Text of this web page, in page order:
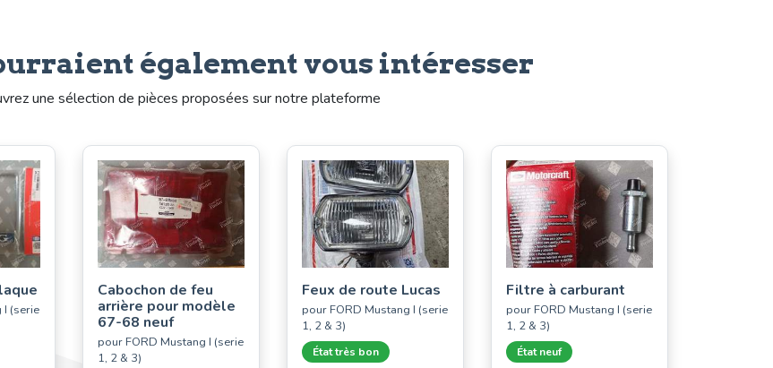
également vous intéresser
une sélection de pièces proposées sur notre plateforme
I (serie
Cabochon de feu
arrière pour modèle
67-68 neuf
pour FORD Mustang I (serie
1, 2 & 3)
Feux de route Lucas
pour FORD Mustang I (serie
1, 2 & 3)
État très bon
Filtre à carburant
pour FORD Mustang I (serie
1, 2 & 3)
État neuf